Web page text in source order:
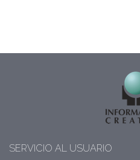
SERVICIO AL USUARIO